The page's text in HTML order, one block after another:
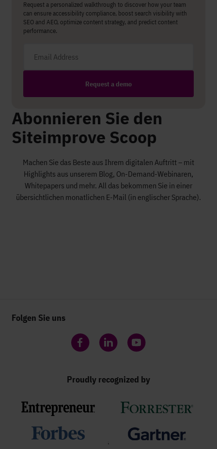
Request a personalized walkthrough to discover how your team
can ensure accessibility compliance, boost search visibility with
SEO and AEO, optimize content strategy, and predict content
performance.
Request a demo
Abonnieren Sie den
Siteimprove Scoop
Machen Sie das Beste aus Ihrem digitalen Auftritt – mit
Highlights aus unserem Blog, On-Demand-Webinaren,
Whitepapers und mehr. All das bekommen Sie in einer
übersichtlichen monatlichen E-Mail (in englischer Sprache).
Folgen Sie uns
FacebookLinkedIn YouTube
Proudly recognized by